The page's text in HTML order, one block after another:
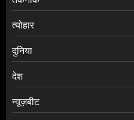
त्योहार
दुनिया
देश
न्यूज़बीट